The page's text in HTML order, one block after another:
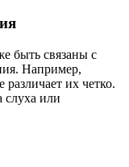
быть связаны с
Например,
различает их четко.
слуха или